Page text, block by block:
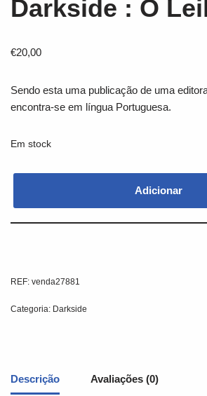
Darkside : O
€20,00
Sendo esta uma publicação de uma
encontra-se em língua Portuguesa.
Em stock
Adicionar
REF: venda27881
Categoria: Darkside
Descrição Avaliações (0)